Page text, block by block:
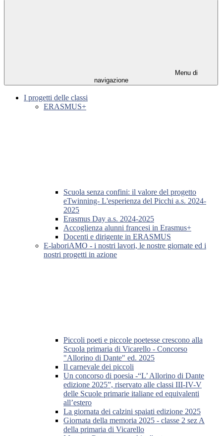
Menu di
navigazione
I progetti delle classi
ERASMUS+
Scuola senza confini: il valore del progetto
eTwinning- L'esperienza del Picchi a.s. 2024-
2025
Erasmus Day a.s. 2024-2025
Accoglienza alunni francesi in Erasmus+
Docenti e dirigente in ERASMUS
E-laboriAMO - i nostri lavori, le nostre giornate ed i
nostri progetti in azione
Piccoli poeti e piccole poetesse crescono alla
Scuola primaria di Vicarello - Concorso
"Allorino di Dante" ed. 2025
Il carnevale dei piccoli
Un concorso di poesia -“L’ Allorino di Dante
edizione 2025”, riservato alle classi III-IV-V
delle Scuole primarie italiane ed equivalenti
all’estero
La giornata dei calzini spaiati edizione 2025
Giornata della memoria 2025 - classe 2 sez A
della primaria di Vicarello